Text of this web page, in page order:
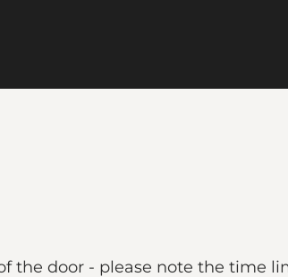
the door - please note the time